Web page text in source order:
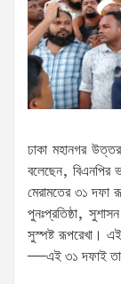
ঢাকা মহানগর
বলেছেন, বিএনপির
মেরামতের ৩১ দফা
পুনঃপ্রতিষ্ঠা,
সুস্পষ্ট রূপরেখা।
—এই ৩১ দফাই